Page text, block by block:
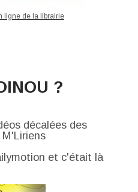
ligne de la librairie
?
décalées des
et c'était là